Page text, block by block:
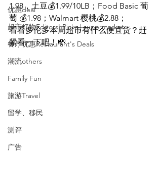
优惠deal
超市好物Editors' Picks | supermarket
餐厅优惠Restaurant's Deals
潮流others
Family Fun
旅游Travel
留学、移民
测评
广告
1.98，土豆💰1.99/10LB；Food Basic 葡
萄 💰1.98；Walmart 樱桃💰2.88；
看看多伦多本周超市有什么便宜货？赶
紧看一下吧！💸